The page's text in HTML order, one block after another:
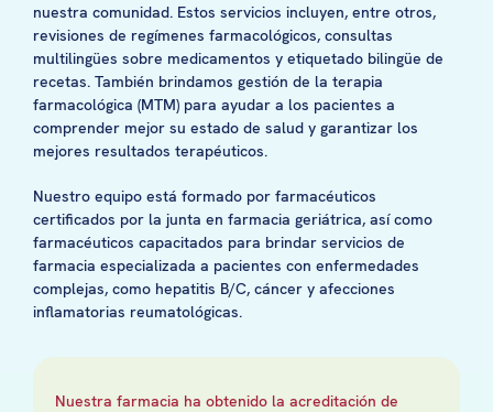
nuestra comunidad. Estos servicios incluyen, entre otros,
revisiones de regímenes farmacológicos, consultas
multilingües sobre medicamentos y etiquetado bilingüe de
recetas. También brindamos gestión de la terapia
farmacológica (MTM) para ayudar a los pacientes a
comprender mejor su estado de salud y garantizar los
mejores resultados terapéuticos.
Nuestro equipo está formado por farmacéuticos
certificados por la junta en farmacia geriátrica, así como
farmacéuticos capacitados para brindar servicios de
farmacia especializada a pacientes con enfermedades
complejas, como hepatitis B/C, cáncer y afecciones
inflamatorias reumatológicas.
Nuestra farmacia ha obtenido la acreditación de